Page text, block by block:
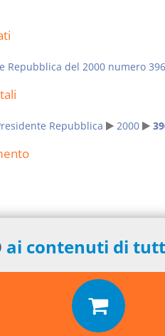
Repubblica del 2000 numero 396
Repubblica 2000
ai contenuti di